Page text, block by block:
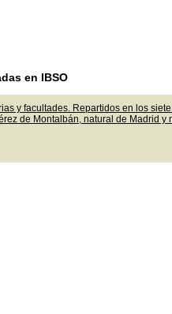
en IBSO
y facultades. Repartidos en los
de Montalbán, natural de Madrid y